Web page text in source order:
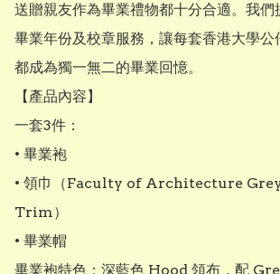
送贈親友作為畢業禮物都十分合適。我們
畢業年份及校章服務，讓每套香港大學公
都成為獨一無二的畢業回憶。
【產品內容】
一套3件：
• 畢業袍
• 領巾（Faculty of Architecture
Trim）
• 畢業帽
畢業袍特色：深藍色 Hood 領布，配